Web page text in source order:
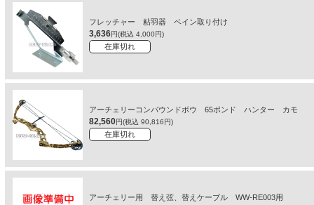
フレッチャー 粘羽器 ベイン取り付け
3,636円(税込 4,000円)
在庫切れ
アーチェリーコンパウンドボウ 65ポンド ハンター カモ
82,560円(税込 90,816円)
在庫切れ
アーチェリー用 替え弦、替えケーブル WW-RE003用